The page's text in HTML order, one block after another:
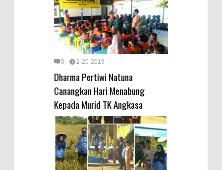
0 2-20-2019
Dharma Pertiwi Natuna
Canangkan Hari Menabung
Kepada Murid TK Angkasa